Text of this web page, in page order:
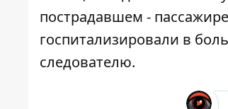
пострадавшем -
госпитализировали в
следователю.